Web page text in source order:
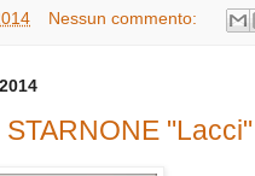
Nessun commento: